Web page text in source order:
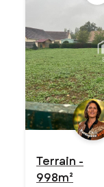
Terrain -
998m²